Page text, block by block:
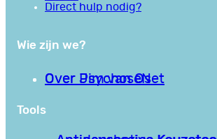
Direct hulp nodig?
Wie zijn we?
Over PsychoseNet
Over Jim van Os
Tools